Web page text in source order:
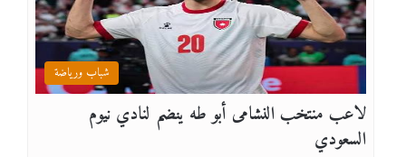
شباب ورياضة
لاعب منتخب النشامى أبو طه ينضم لنادي نيوم
السعودي